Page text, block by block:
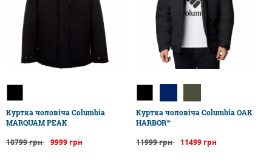
Куртка чоловіча Columbia
MARQUAM PEAK
10799 грн 9999 грн
Куртка чоловіча Columbia OAK
HARBOR™
11999 грн 11499 грн